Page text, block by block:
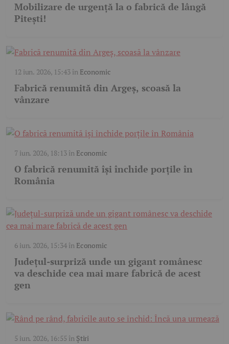
Mobilizare de urgență la o fabrică de lângă
Pitești!
12 iun. 2026, 15:43în Economic
Fabrică renumită din Argeș, scoasă la
vânzare
7 iun. 2026, 18:13în Economic
O fabrică renumită își închide porțile în
România
6 iun. 2026, 15:34în Economic
Județul-surpriză unde un gigant românesc
va deschide cea mai mare fabrică de acest
gen
5 iun. 2026, 16:55 în Știri